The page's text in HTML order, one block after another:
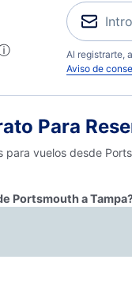
Al registrarte,
Aviso de
Para
vuelos desde
Portsmouth a